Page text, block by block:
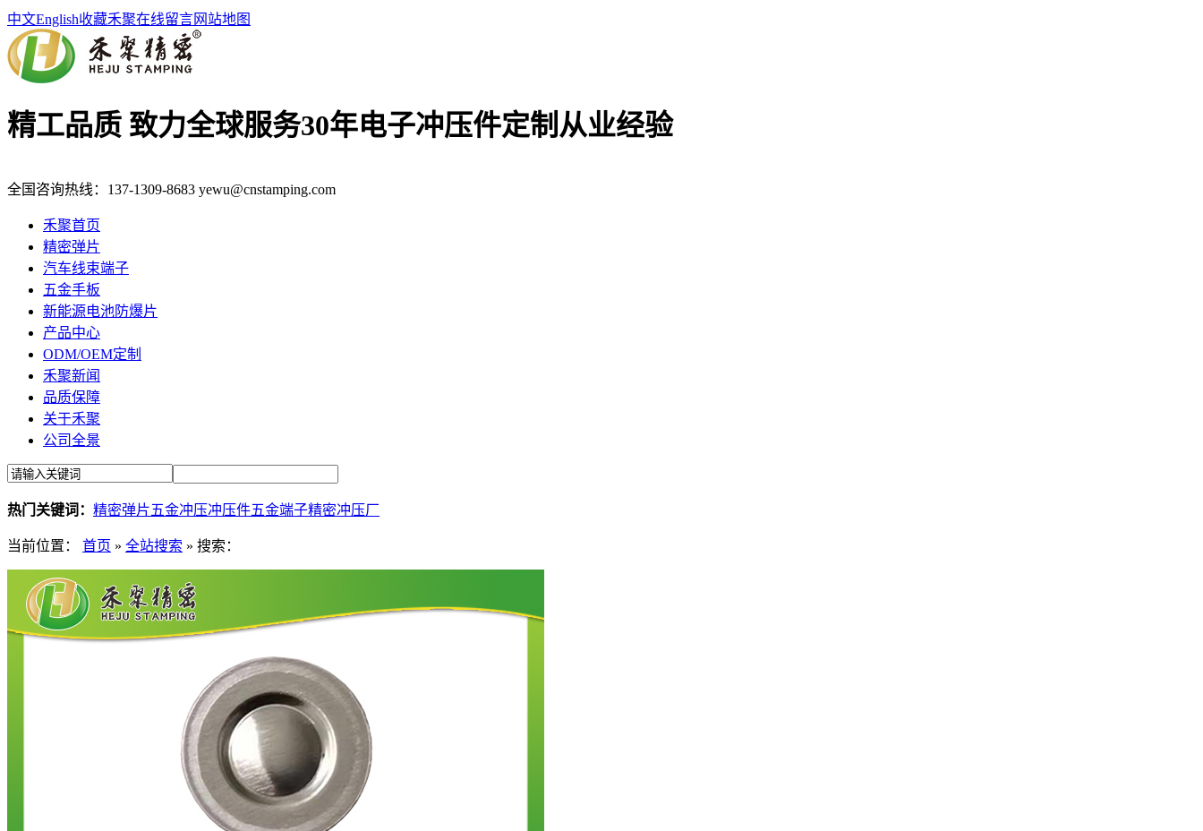
中文English收藏禾聚在线留言网站地图
精工品质 致力全球服务30年电子冲压件定制从业经验
全国咨询热线： 137-1309-8683 yewu@cnstamping.com
禾聚首页
精密弹片
汽车线束端子
五金手板
新能源电池防爆片
产品中心
ODM/OEM定制
禾聚新闻
品质保障
关于禾聚
公司全景
热门关键词： 精密弹片五金冲压冲压件五金端子精密冲压厂
当前位置： 首页 » 全站搜索 » 搜索：